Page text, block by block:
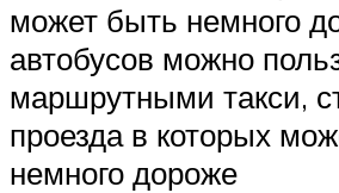
может быть немного
автобусов можно
маршрутными такси,
проезда в которых
немного дороже